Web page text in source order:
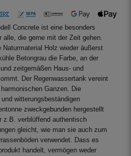
Concrete ist eine besonders
die gerne mit der Zeit gehen.
Holz wieder äußerst
Betongrau die Farbe, an der
zeitgemäßen Haus- und
Der Regenwassertank vereint
Ganzen. Die
witterungsbeständigen
zweckgebunden hergestellt
z.B. verblüffend authentisch
gleicht, wie man sie auch zum
verwendet. Dass es
handelt, vermögen weder